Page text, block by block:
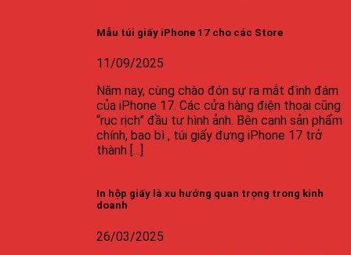
Mẫu túi giấy iPhone 17 cho các Store
11/09/2025
Năm nay, cùng chào đón sự ra mắt đình đám
của iPhone 17. Các cửa hàng điện thoại cũng
“rục rịch” đầu tư hình ảnh. Bên cạnh sản phẩm
chính, bao bì , túi giấy đựng iPhone 17 trở
thành [...]
In hộp giấy là xu hướng quan trọng trong kinh
doanh
26/03/2025